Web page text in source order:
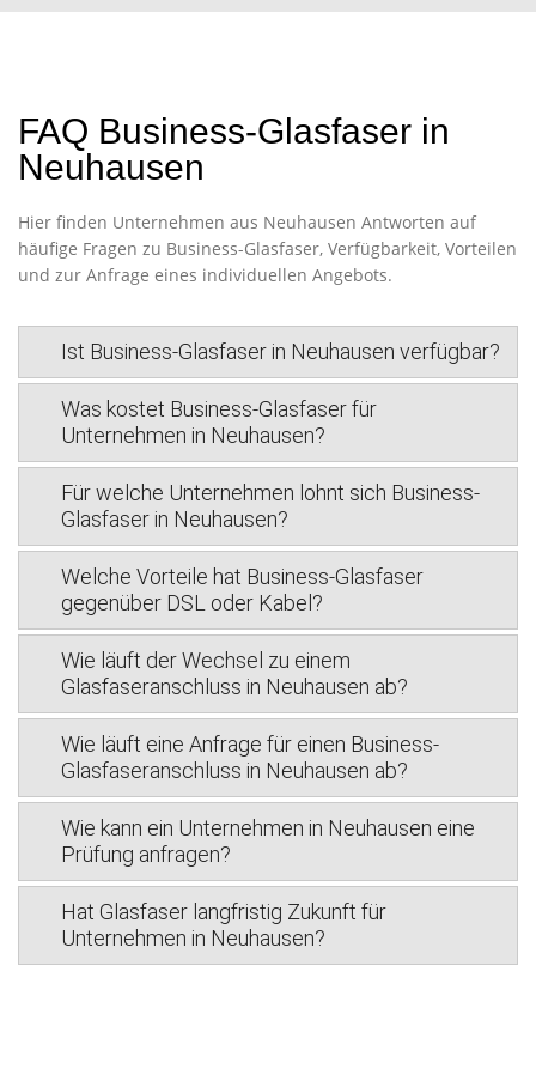
FAQ Business-Glasfaser in
Neuhausen
Hier finden Unternehmen aus Neuhausen Antworten auf
häufige Fragen zu Business-Glasfaser, Verfügbarkeit, Vorteilen
und zur Anfrage eines individuellen Angebots.
Ist Business-Glasfaser in Neuhausen verfügbar?
Was kostet Business-Glasfaser für
Unternehmen in Neuhausen?
Für welche Unternehmen lohnt sich Business-
Glasfaser in Neuhausen?
Welche Vorteile hat Business-Glasfaser
gegenüber DSL oder Kabel?
Wie läuft der Wechsel zu einem
Glasfaseranschluss in Neuhausen ab?
Wie läuft eine Anfrage für einen Business-
Glasfaseranschluss in Neuhausen ab?
Wie kann ein Unternehmen in Neuhausen eine
Prüfung anfragen?
Hat Glasfaser langfristig Zukunft für
Unternehmen in Neuhausen?